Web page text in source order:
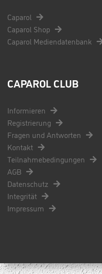
Caparol
Caparol Shop
Caparol Mediendatenbank
CAPAROL CLUB
Informieren
Registrierung
Fragen und Antworten
Kontakt
Teilnahmebedingungen
AGB
Datenschutz
Integrität
Impressum